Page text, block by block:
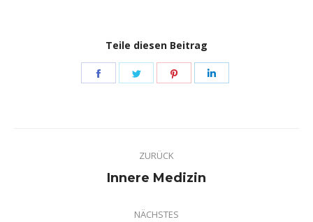
Teile diesen Beitrag
Share
Share
Share
ZURÜCK
Vorheriger
Innere Medizin
NÄCHSTES